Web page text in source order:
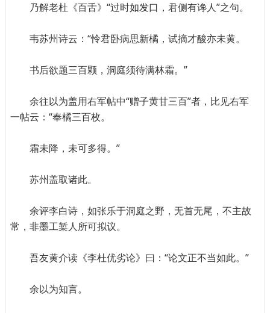
乃解老杜《百舌》“过时如发口，君侧有谗人”之句。
韦苏州诗云：“怜君卧病思新橘，试摘才酸亦未黄。
书后欲题三百颗，洞庭须待满林霜。”
余往以为盖用右军帖中“赠子黄甘三百”者，比见右军
一帖云：“奉橘三百枚。
霜未降，未可多得。”
苏州盖取诸此。
余评李白诗，如张乐于洞庭之野，无首无尾，不主故
常，非墨工椠人所可拟议。
吾友黄介读《李杜优劣论》曰：“论文正不当如此。”
余以为知言。